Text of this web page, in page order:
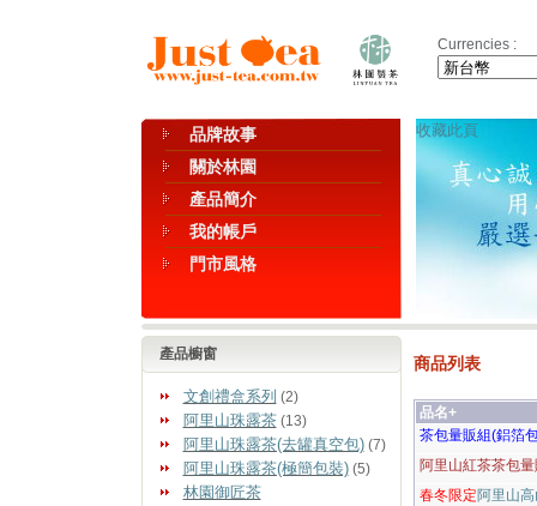
Currencies :
品牌故事
關於林園
產品簡介
我的帳戶
門市風格
收藏此頁
產品櫥窗
文創禮盒系列 (2)
阿里山珠露茶(13)
阿里山珠露茶(去罐真空包)(7)
阿里山珠露茶(極簡包裝)(5)
林園御匠茶
商品列表
品名+
茶包量販組(鋁箔
阿里山紅茶茶包
春冬限定阿里山